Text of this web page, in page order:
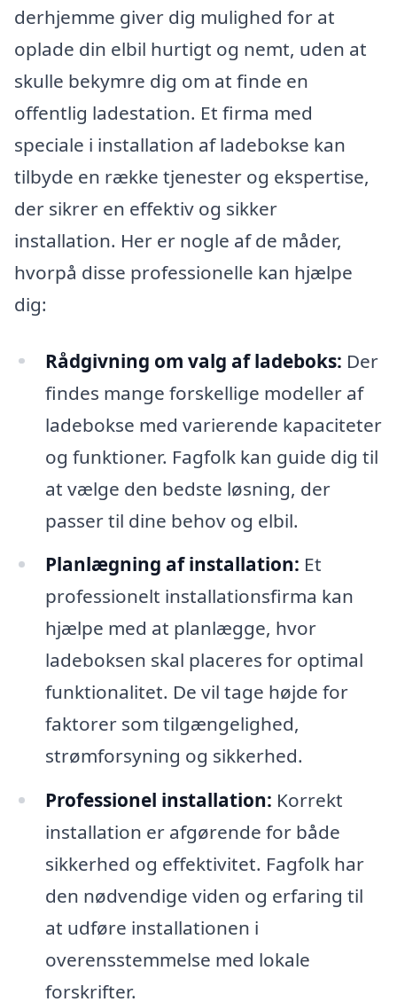
derhjemme giver dig mulighed for at
oplade din elbil hurtigt og nemt, uden at
skulle bekymre dig om at finde en
offentlig ladestation. Et firma med
speciale i installation af ladebokse kan
tilbyde en række tjenester og ekspertise,
der sikrer en effektiv og sikker
installation. Her er nogle af de måder,
hvorpå disse professionelle kan hjælpe
dig:
Rådgivning om valg af ladeboks: Der
findes mange forskellige modeller af
ladebokse med varierende kapaciteter
og funktioner. Fagfolk kan guide dig til
at vælge den bedste løsning, der
passer til dine behov og elbil.
Planlægning af installation: Et
professionelt installationsfirma kan
hjælpe med at planlægge, hvor
ladeboksen skal placeres for optimal
funktionalitet. De vil tage højde for
faktorer som tilgængelighed,
strømforsyning og sikkerhed.
Professionel installation: Korrekt
installation er afgørende for både
sikkerhed og effektivitet. Fagfolk har
den nødvendige viden og erfaring til
at udføre installationen i
overensstemmelse med lokale
forskrifter.